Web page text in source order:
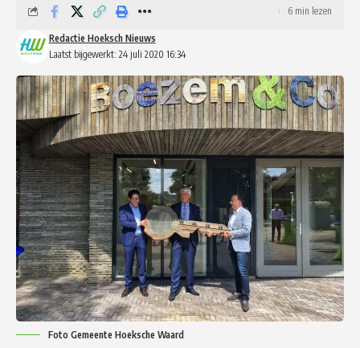
Laatst bijgewerkt: 24 juli 2020 16:34
Redactie Hoeksch Nieuws
6 min lezen
Foto Gemeente Hoeksche Waard